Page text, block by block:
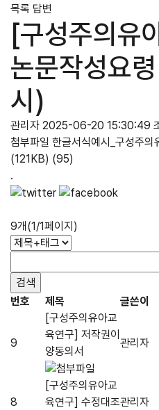
목록 답변
[구성주의유
논문작성요
시)
관리자 2025-06-20 15:30:49
첨부파일 한글서식예시_구성주
(121KB) (95)
.
9개(1/1페이지)
번호 제목 글쓴이
9
[구성주의유아교
육연구] 저작권이
양동의서
관리자
8
[구성주의유아교
육연구] 수정대조관리자